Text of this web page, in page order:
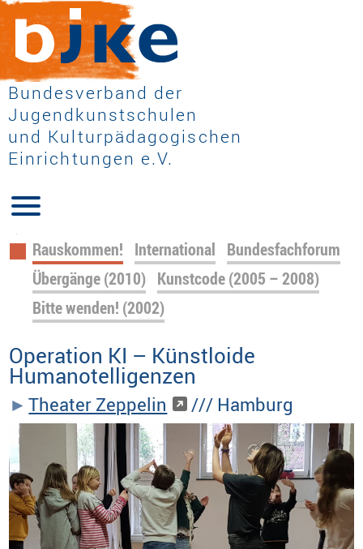
Bundesverband der
Jugendkunstschulen
und Kulturpädagogischen
Einrichtungen e.V.
Navigation
überspringen
Rauskommen! International Bundesfachforum
Übergänge (2010) Kunstcode (2005 – 2008)
Bitte wenden! (2002)
Operation KI – Künstloide
Humanotelligenzen
Theater Zeppelin /// Hamburg